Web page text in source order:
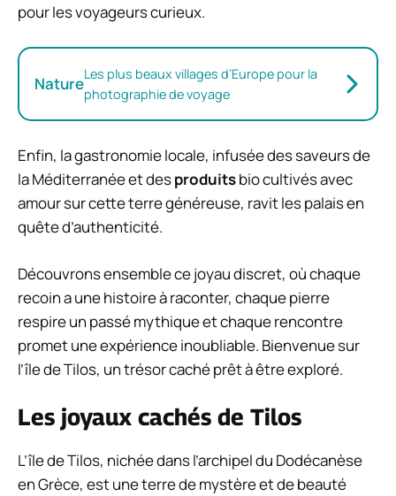
pour les voyageurs curieux.
NatureLes plus beaux villages d’Europe pour la
photographie de voyage
Enfin, la gastronomie locale, infusée des saveurs de
la Méditerranée et desproduitsbio cultivés avec
amour sur cette terre généreuse, ravit les palais en
quête d’authenticité.
Découvrons ensemble ce joyau discret, où chaque
recoin a une histoire à raconter, chaque pierre
respire un passé mythique et chaque rencontre
promet une expérience inoubliable. Bienvenue sur
l’île de Tilos, un trésor caché prêt à être exploré.
Les joyaux cachés de Tilos
L’île de Tilos, nichée dans l’archipel du Dodécanèse
en Grèce, est une terre de mystère et de beauté